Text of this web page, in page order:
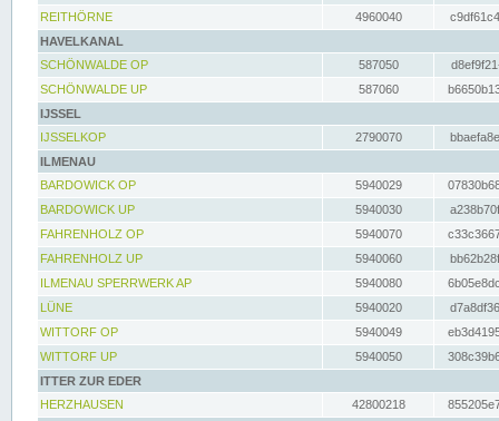
REITHÖRNE
4960040
HAVELKANAL
SCHÖNWALDE OP
587050
SCHÖNWALDE UP
587060
IJSSEL
IJSSELKOP
2790070
ILMENAU
BARDOWICK OP
5940029
BARDOWICK UP
5940030
FAHRENHOLZ OP
5940070
FAHRENHOLZ UP
5940060
ILMENAU SPERRWERK AP
5940080
LÜNE
5940020
WITTORF OP
5940049
WITTORF UP
5940050
ITTER ZUR EDER
HERZHAUSEN
42800218